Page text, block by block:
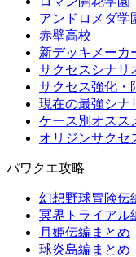
アンドロメダ学
赤壁高校
新デッキメーカ
サクセスシナリ
サクセス強化・
現在の最強シナ
ケース別オスス
オリジンサクセ
パワクエ攻略
幻想野球冒険伝
冥界トライアル
月姫伝編まとめ
球炎島編まとめ